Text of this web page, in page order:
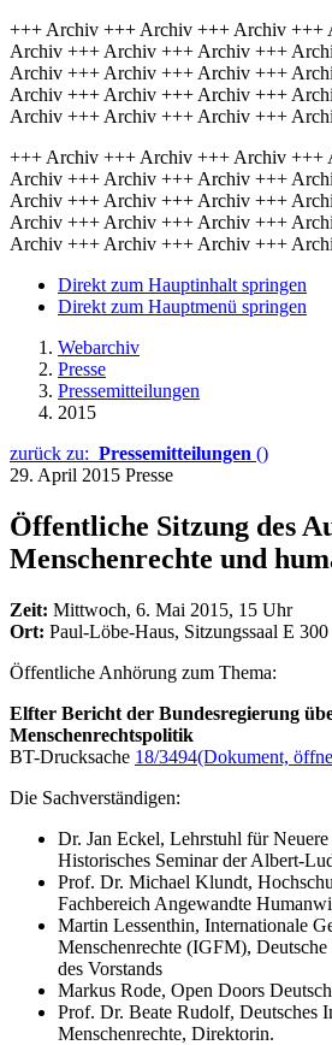
+++ Archiv +++ Archiv +++ Archiv +++
Archiv +++ Archiv +++ Archiv +++
Archiv +++ Archiv +++ Archiv +++
Archiv +++ Archiv +++ Archiv +++
Archiv +++ Archiv +++ Archiv +++
+++ Archiv +++ Archiv +++ Archiv +++
Archiv +++ Archiv +++ Archiv +++
Archiv +++ Archiv +++ Archiv +++
Archiv +++ Archiv +++ Archiv +++
Archiv +++ Archiv +++ Archiv +++
Direkt zum Hauptinhalt springen
Direkt zum Hauptmenü springen
Webarchiv
Presse
Pressemitteilungen
2015
zurück zu: Pressemitteilungen ()
29. April 2015 Presse
Öffentliche Sitzung des
Menschenrechte und
Zeit: Mittwoch, 6. Mai 2015, 15 Uhr
Ort: Paul-Löbe-Haus, Sitzungssaal E 300
Öffentliche Anhörung zum Thema:
Elfter Bericht der Bundesregierung
Menschenrechtspolitik
BT-Drucksache 18/3494(Dokument,
Die Sachverständigen:
Dr. Jan Eckel, Lehrstuhl für
Historisches Seminar der Albert-
Prof. Dr. Michael Klundt,
Fachbereich Angewandte
Martin Lessenthin, Internationale
Menschenrechte (IGFM),
des Vorstands
Markus Rode, Open Doors
Prof. Dr. Beate Rudolf, Deutsches
Menschenrechte, Direktorin.